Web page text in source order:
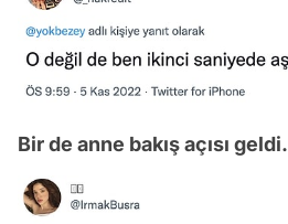
Bir de anne bakış açısı geldi.